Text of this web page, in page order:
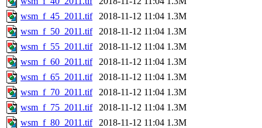
wsm_f_45_2011.tif
2018-11-12 11:04 1.3M
wsm_f_50_2011.tif
2018-11-12 11:04 1.3M
wsm_f_55_2011.tif
2018-11-12 11:04 1.3M
wsm_f_60_2011.tif
2018-11-12 11:04 1.3M
wsm_f_65_2011.tif
2018-11-12 11:04 1.3M
wsm_f_70_2011.tif
2018-11-12 11:04 1.3M
wsm_f_75_2011.tif
2018-11-12 11:04 1.3M
wsm_f_80_2011.tif
2018-11-12 11:04 1.3M